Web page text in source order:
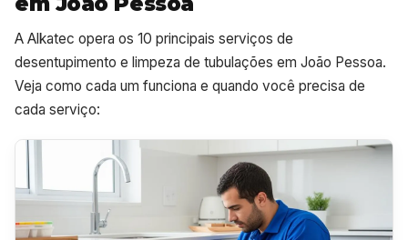
A Alkatec opera os 10 principais serviços de
desentupimento e limpeza de tubulações em João Pessoa.
Veja como cada um funciona e quando você precisa de
cada serviço: